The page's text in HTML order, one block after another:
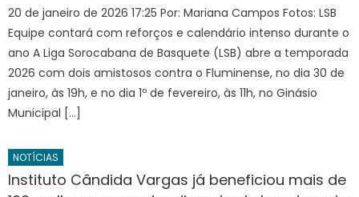
20 de janeiro de 2026 17:25 Por: Mariana Campos Fotos: LSB
Equipe contará com reforços e calendário intenso durante o
ano A Liga Sorocabana de Basquete (LSB) abre a temporada
2026 com dois amistosos contra o Fluminense, no dia 30 de
janeiro, às 19h, e no dia 1º de fevereiro, às 11h, no Ginásio
Municipal […]
NOTÍCIAS
Instituto Cândida Vargas já beneficiou mais de